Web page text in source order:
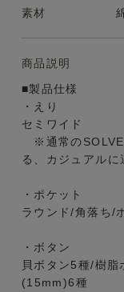
素材
商品説明
■製品仕様
・えり
セミワイド
※通常のSOLVE
る、カジュアルに
・ポケット
ラウンド/角落ち/
・ボタン
貝ボタン5種/樹
(15mm)6種